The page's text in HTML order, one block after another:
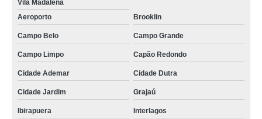
Vila Madalena
Aeroporto
Brooklin
Campo Belo Campo Grande
Campo Limpo Capão Redondo
Cidade Ademar Cidade Dutra
Cidade Jardim Grajaú
Ibirapuera Interlagos